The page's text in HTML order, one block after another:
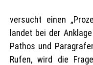
versucht einen
landet bei der
Pathos und
Rufen, wird die